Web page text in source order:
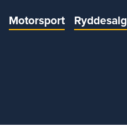
Motorsport Ryddesalg